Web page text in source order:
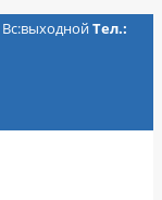
Вс:выходнойТел.: